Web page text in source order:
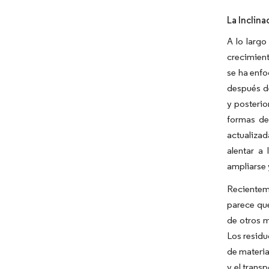
La
A lo largo
se ha
después
y
formas
alentar a
ampliarse
parece
de otros
Los
de